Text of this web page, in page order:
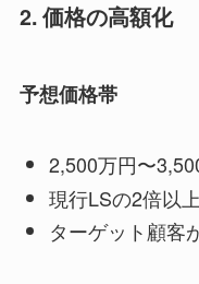
2. 価格の高額化
予想価格帯
2,500万円〜
現行LSの2倍以
ターゲット顧客